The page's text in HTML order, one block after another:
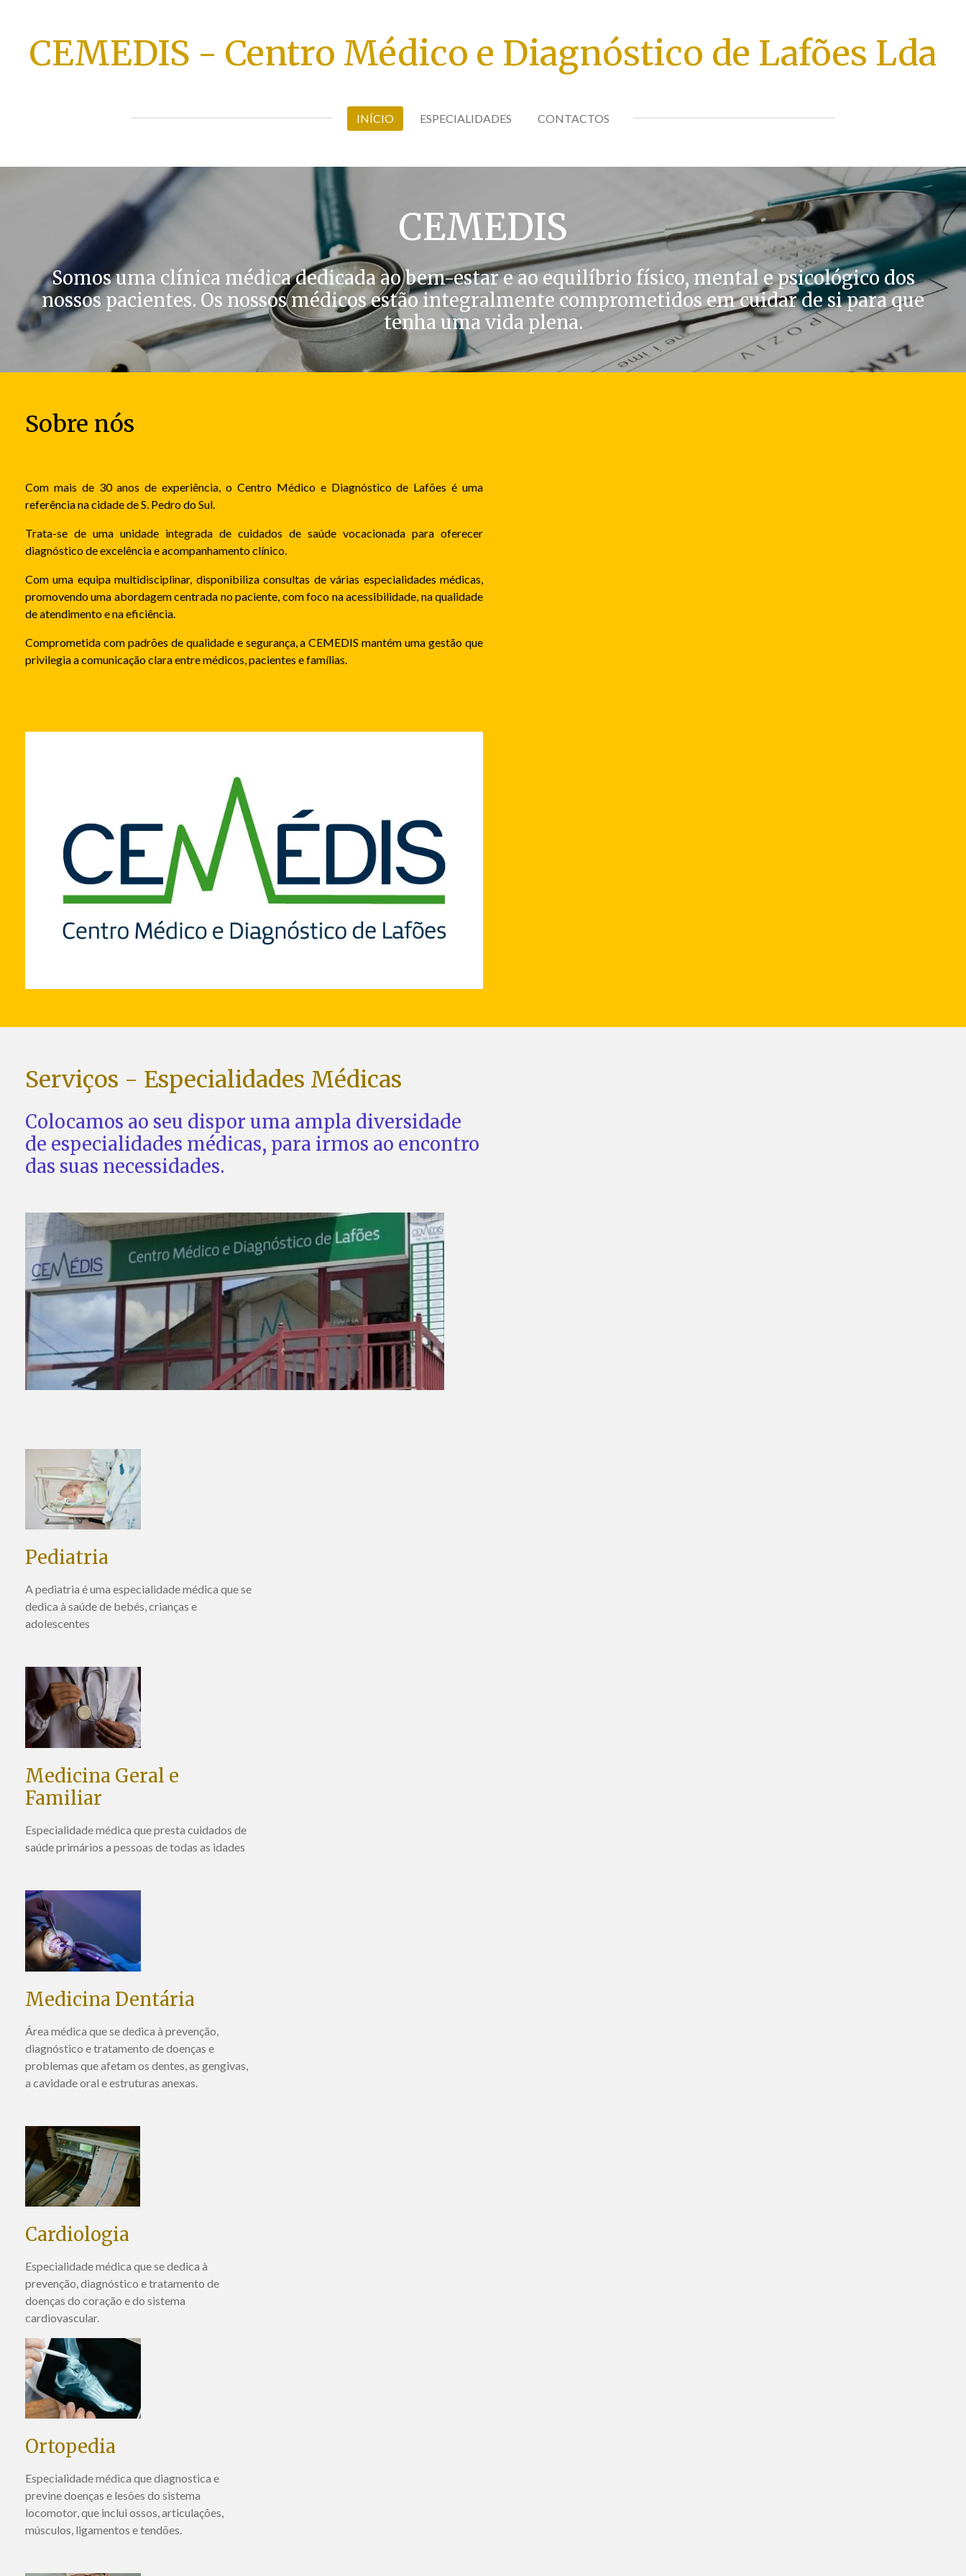
main
contentCEMEDIS - Centro Médico e Diagnóstico de Lafões Lda
INÍCIO ESPECIALIDADES CONTACTOS
CEMEDIS
Somos uma clínica médica dedicada ao bem-estar e ao equilíbrio físico, mental e psicológico dos
nossos pacientes. Os nossos médicos estão integralmente comprometidos em cuidar de si para que
tenha uma vida plena.
Sobre nós
Com mais de 30 anos de experiência, o Centro Médico e Diagnóstico de Lafões é uma
referência na cidade de S. Pedro do Sul.
Trata-se de uma unidade integrada de cuidados de saúde vocacionada para oferecer
diagnóstico de excelência e acompanhamento clínico.
Com uma equipa multidisciplinar, disponibiliza consultas de várias especialidades médicas,
promovendo uma abordagem centrada no paciente, com foco na acessibilidade, na qualidade
de atendimento e na eficiência.
Comprometida com padrões de qualidade e segurança, a CEMEDIS mantém uma gestão que
privilegia a comunicação clara entre médicos, pacientes e famílias.
Serviços - Especialidades Médicas
Colocamos ao seu dispor uma ampla diversidade
de especialidades médicas, para irmos ao encontro
das suas necessidades.
Pediatria
A pediatria é uma especialidade médica que se
dedica à saúde de bebés, crianças e
adolescentes
Medicina Geral e
Familiar
Especialidade médica que presta cuidados de
saúde primários a pessoas de todas as idades
Medicina Dentária
Área médica que se dedica à prevenção,
diagnóstico e tratamento de doenças e
problemas que afetam os dentes, as gengivas,
a cavidade oral e estruturas anexas.
Cardiologia
Especialidade médica que se dedica à
prevenção, diagnóstico e tratamento de
doenças do coração e do sistema
cardiovascular.
Ortopedia
Especialidade médica que diagnostica e
previne doenças e lesões do sistema
locomotor, que inclui ossos, articulações,
músculos, ligamentos e tendões.